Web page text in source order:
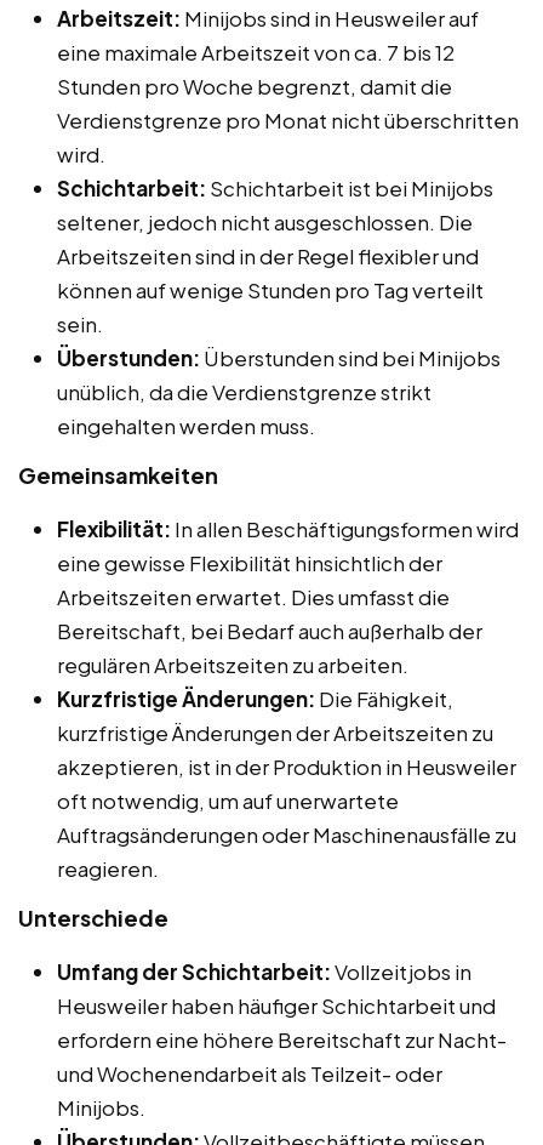
Arbeitszeit: Minijobs sind in Heusweiler auf
eine maximale Arbeitszeit von ca. 7 bis 12
Stunden pro Woche begrenzt, damit die
Verdienstgrenze pro Monat nicht überschritten
wird.
Schichtarbeit: Schichtarbeit ist bei Minijobs
seltener, jedoch nicht ausgeschlossen. Die
Arbeitszeiten sind in der Regel flexibler und
können auf wenige Stunden pro Tag verteilt
sein.
Überstunden: Überstunden sind bei Minijobs
unüblich, da die Verdienstgrenze strikt
eingehalten werden muss.
Gemeinsamkeiten
Flexibilität: In allen Beschäftigungsformen wird
eine gewisse Flexibilität hinsichtlich der
Arbeitszeiten erwartet. Dies umfasst die
Bereitschaft, bei Bedarf auch außerhalb der
regulären Arbeitszeiten zu arbeiten.
Kurzfristige Änderungen: Die Fähigkeit,
kurzfristige Änderungen der Arbeitszeiten zu
akzeptieren, ist in der Produktion in Heusweiler
oft notwendig, um auf unerwartete
Auftragsänderungen oder Maschinenausfälle zu
reagieren.
Unterschiede
Umfang der Schichtarbeit:Vollzeitjobs in
Heusweiler haben häufiger Schichtarbeit und
erfordern eine höhere Bereitschaft zur Nacht-
und Wochenendarbeit als Teilzeit- oder
Minijobs.